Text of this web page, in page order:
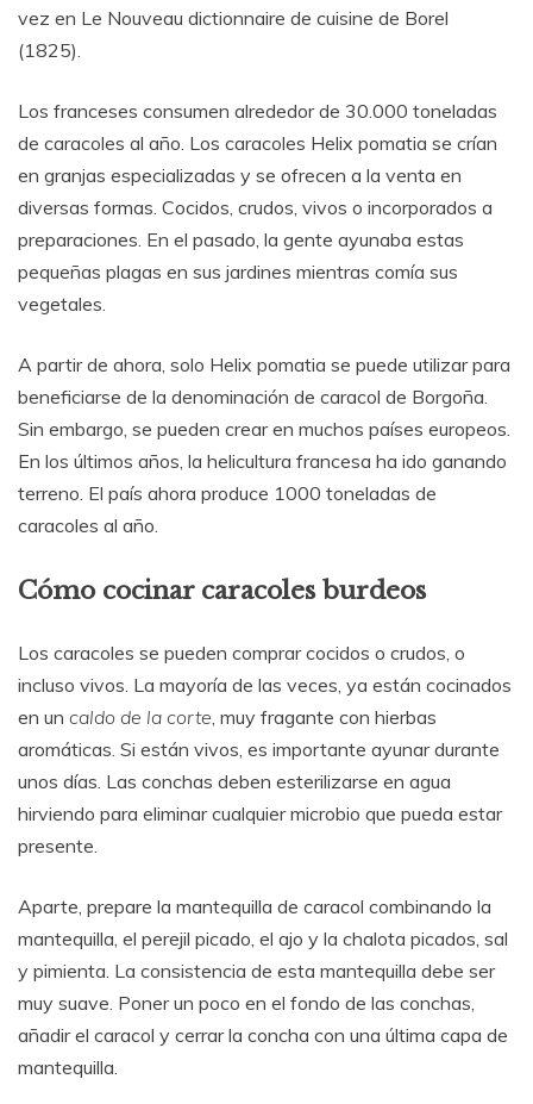
vez en Le Nouveau dictionnaire de cuisine de Borel
(1825).
Los franceses consumen alrededor de 30.000 toneladas
de caracoles al año. Los caracoles Helix pomatia se crían
en granjas especializadas y se ofrecen a la venta en
diversas formas. Cocidos, crudos, vivos o incorporados a
preparaciones. En el pasado, la gente ayunaba estas
pequeñas plagas en sus jardines mientras comía sus
vegetales.
A partir de ahora, solo Helix pomatia se puede utilizar para
beneficiarse de la denominación de caracol de Borgoña.
Sin embargo, se pueden crear en muchos países europeos.
En los últimos años, la helicultura francesa ha ido ganando
terreno. El país ahora produce 1000 toneladas de
caracoles al año.
Cómo cocinar caracoles burdeos
Los caracoles se pueden comprar cocidos o crudos, o
incluso vivos. La mayoría de las veces, ya están cocinados
en un caldo de la corte, muy fragante con hierbas
aromáticas. Si están vivos, es importante ayunar durante
unos días. Las conchas deben esterilizarse en agua
hirviendo para eliminar cualquier microbio que pueda estar
presente.
Aparte, prepare la mantequilla de caracol combinando la
mantequilla, el perejil picado, el ajo y la chalota picados, sal
y pimienta. La consistencia de esta mantequilla debe ser
muy suave. Poner un poco en el fondo de las conchas,
añadir el caracol y cerrar la concha con una última capa de
mantequilla.